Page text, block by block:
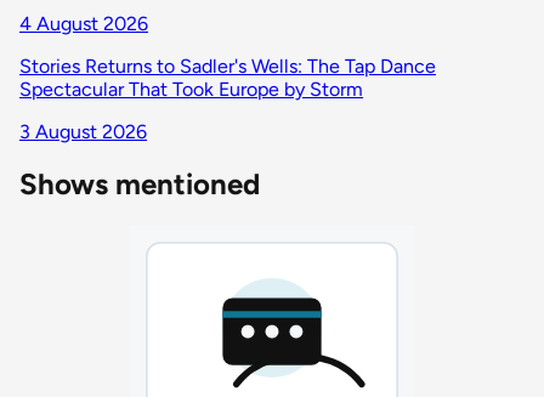
4 August 2026
Stories Returns to Sadler's Wells: The Tap Dance
Spectacular That Took Europe by Storm
3 August 2026
Shows mentioned